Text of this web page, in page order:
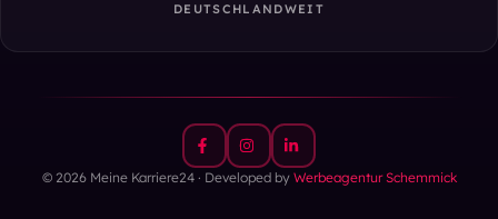
DEUTSCHLANDWEIT
© 2026 Meine Karriere24 · Developed by Werbeagentur Schemmick